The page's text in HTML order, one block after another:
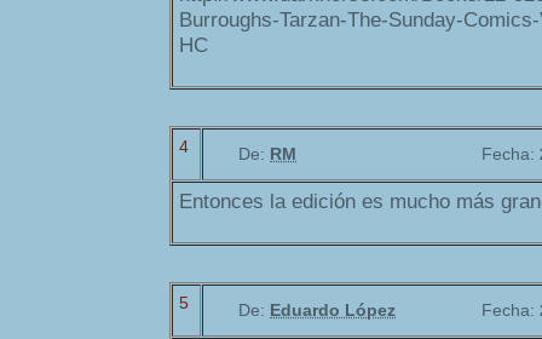
Burroughs-Tarzan-The-Sunday-
HC
4 De: RM Fecha:
Entonces la edición es mucho más
5 De: Eduardo López Fecha: